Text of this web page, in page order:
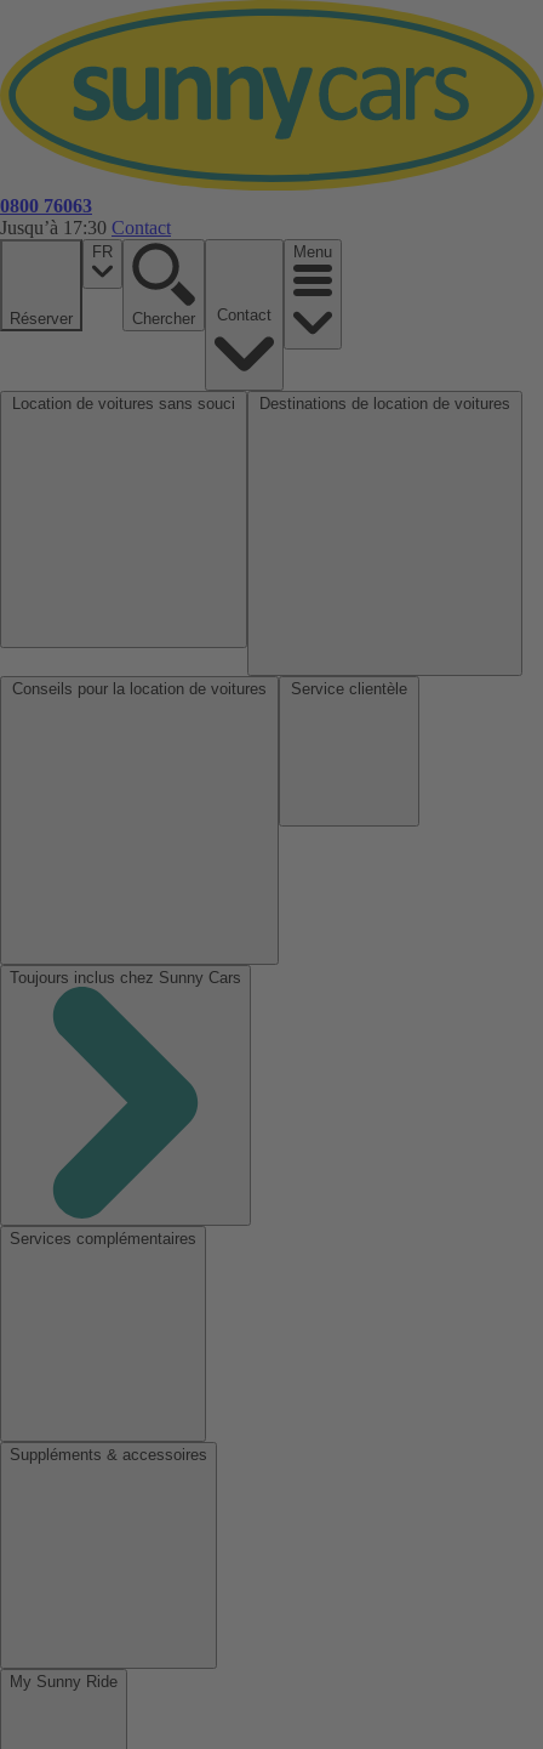
0800 76063
Jusqu’à 17:30 Contact
Réserver
FR
Chercher
Menu
Toujours inclus chez Sunny Cars
Services complémentaires
Suppléments & accessoires
My Sunny Ride